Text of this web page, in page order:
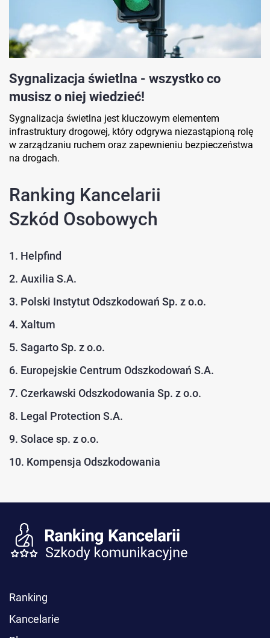
Sygnalizacja świetlna - wszystko co
musisz o niej wiedzieć!
Sygnalizacja świetlna jest kluczowym elementem
infrastruktury drogowej, który odgrywa niezastąpioną rolę
w zarządzaniu ruchem oraz zapewnieniu bezpieczeństwa
na drogach.
Ranking Kancelarii
Szkód Osobowych
1. Helpfind
2. Auxilia S.A.
3. Polski Instytut Odszkodowań Sp. z o.o.
4. Xaltum
5. Sagarto Sp. z o.o.
6. Europejskie Centrum Odszkodowań S.A.
7. Czerkawski Odszkodowania Sp. z o.o.
8. Legal Protection S.A.
9. Solace sp. z o.o.
10. Kompensja Odszkodowania
Ranking
Kancelarie